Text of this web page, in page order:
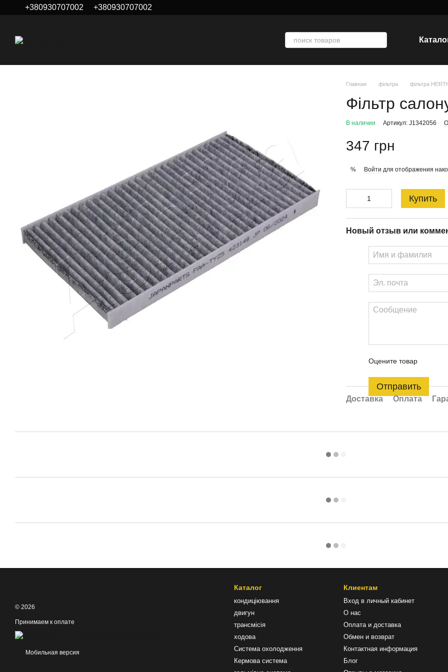
Перейти к основному контенту
+380930707002 +380930707002
Главная фільтра фільтра
Фільтр
В наличии Артикул: J1342056
347 грн
% Войти для отображения
Купить
Новый отзыв или
Оцените товар
Отправить
Доставка Оплата
© 2026
Принимаем к оплате
Мобильная версия
Каталог
кондиціювання
двигун
трансмісія
ходова
Система охолодження
Кермова система
Клиентам
Вход в личный кабинет
О нас
Оплата и доставка
Обмен и возврат
Контактная информация
Блог